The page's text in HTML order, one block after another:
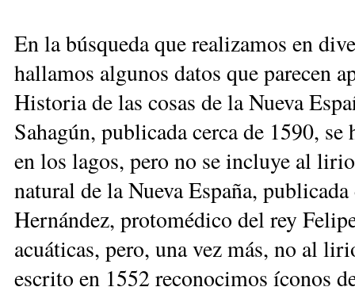
En la búsqueda que realizamos en
hallamos algunos datos que parecen
Historia de las cosas de la Nueva
Sahagún, publicada cerca de 1590,
en los lagos, pero no se incluye al
natural de la Nueva España,
Hernández, protomédico del rey
acuáticas, pero, una vez más, no al
escrito en 1552 reconocimos íconos